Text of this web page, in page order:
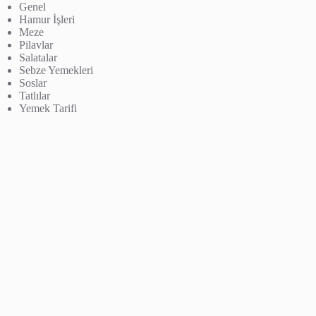
Genel
Hamur İşleri
Meze
Pilavlar
Salatalar
Sebze Yemekleri
Soslar
Tatlılar
Yemek Tarifi